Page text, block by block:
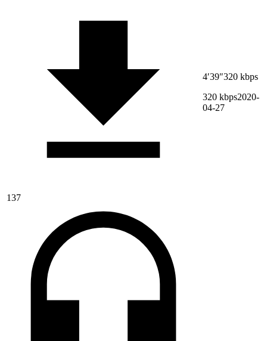
137
4′39″320 kbps
320 kbps2020-
04-27